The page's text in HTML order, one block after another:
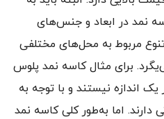
نمد در ابعاد و جنس‌های
مربوط به محل‌های مختلفی
برای مثال کاسه نمد پلوس
اندازه نیستند و با توجه به
اما به‌طور کلی کاسه نمد